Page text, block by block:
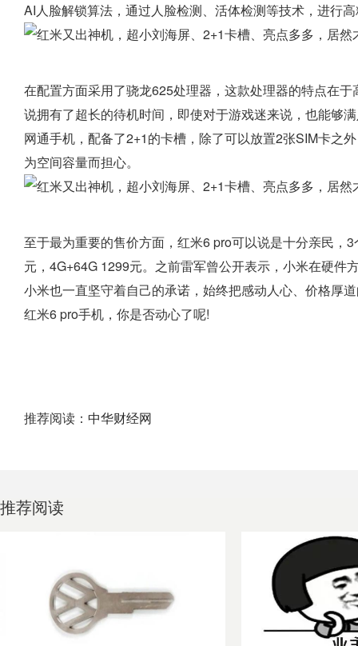
AI人脸解锁算法，通过人脸检测、活体检测等技术，进行
在配置方面采用了骁龙625处理器，这款处理器的特点在
说拥有了超长的待机时间，即使对于游戏迷来说，也能够
网通手机，配备了2+1的卡槽，除了可以放置2张SIM卡之
为空间容量而担心。
至于最为重要的售价方面，红米6 pro可以说是十分亲民，
元，4G+64G 1299元。之前雷军曾公开表示，小米在硬
小米也一直坚守着自己的承诺，始终把感动人心、价格厚
红米6 pro手机，你是否动心了呢!
推荐阅读： 中华财经网
推荐阅读